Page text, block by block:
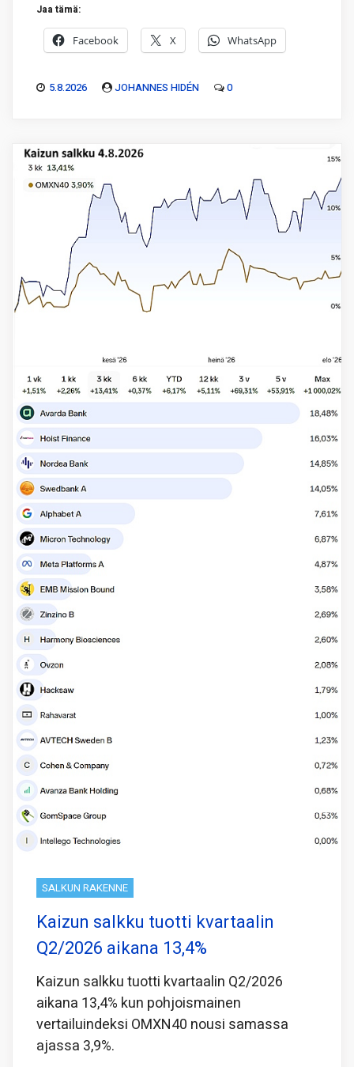
Jaa tämä:
Facebook X WhatsApp
5.8.2026 JOHANNES HIDÉN 0
SALKUN RAKENNE
Kaizun salkku tuotti kvartaalin
Q2/2026 aikana 13,4%
Kaizun salkku tuotti kvartaalin Q2/2026
aikana 13,4% kun pohjoismainen
vertailuindeksi OMXN40 nousi samassa
ajassa 3,9%.